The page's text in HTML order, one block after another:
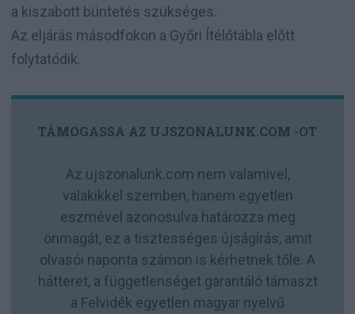
a kiszabott büntetés szükséges.
Az eljárás másodfokon a Győri Ítélőtábla előtt
folytatódik.
TÁMOGASSA AZ UJSZONALUNK.COM -OT
Az ujszonalunk.com nem valamivel,
valakikkel szemben, hanem egyetlen
eszmével azonosulva határozza meg
önmagát, ez a tisztességes újságírás, amit
olvasói naponta számon is kérhetnek tőle. A
hátteret, a függetlenséget garantáló támaszt
a Felvidék egyetlen magyar nyelvű